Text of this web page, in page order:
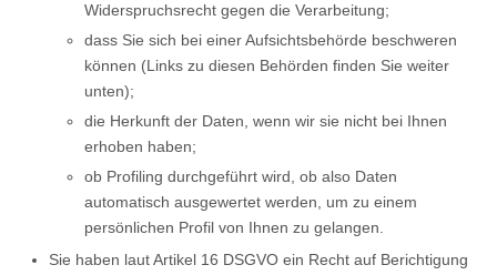
Widerspruchsrecht gegen die Verarbeitung;
dass Sie sich bei einer Aufsichtsbehörde beschweren
können (Links zu diesen Behörden finden Sie weiter
unten);
die Herkunft der Daten, wenn wir sie nicht bei Ihnen
erhoben haben;
ob Profiling durchgeführt wird, ob also Daten
automatisch ausgewertet werden, um zu einem
persönlichen Profil von Ihnen zu gelangen.
Sie haben laut Artikel 16 DSGVO ein Recht auf Berichtigung